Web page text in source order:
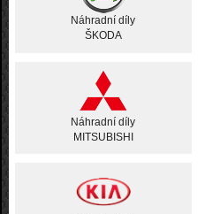
Náhradní díly
ŠKODA
Náhradní díly
MITSUBISHI